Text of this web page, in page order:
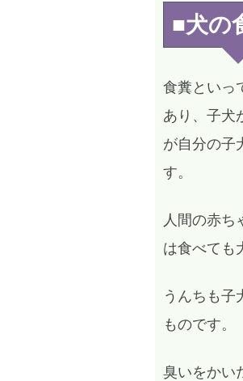
■犬の
食糞といっ
あり、子犬
が自分の子
す。
人間の赤ち
は食べても
うんちも子
ものです。
臭いをかい